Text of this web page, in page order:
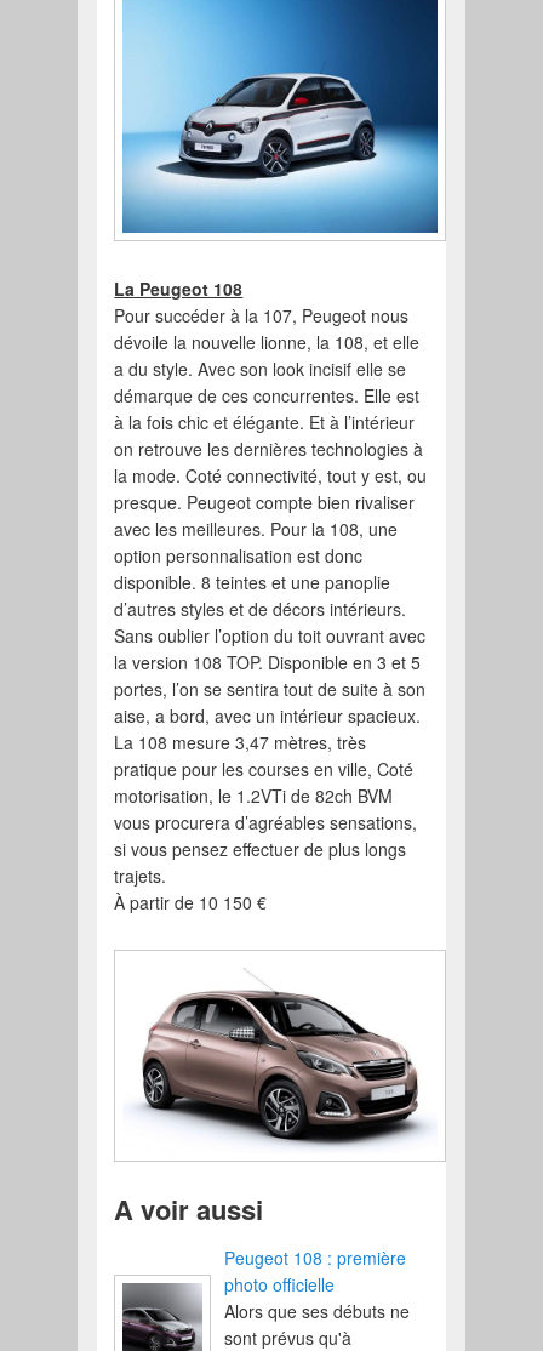
La Peugeot 108
Pour succéder à la 107, Peugeot nous
dévoile la nouvelle lionne, la 108, et elle
a du style. Avec son look incisif elle se
démarque de ces concurrentes. Elle est
à la fois chic et élégante. Et à l’intérieur
on retrouve les dernières technologies à
la mode. Coté connectivité, tout y est, ou
presque. Peugeot compte bien rivaliser
avec les meilleures. Pour la 108, une
option personnalisation est donc
disponible. 8 teintes et une panoplie
d’autres styles et de décors intérieurs.
Sans oublier l’option du toit ouvrant avec
la version 108 TOP. Disponible en 3 et 5
portes, l’on se sentira tout de suite à son
aise, a bord, avec un intérieur spacieux.
La 108 mesure 3,47 mètres, très
pratique pour les courses en ville, Coté
motorisation, le 1.2VTi de 82ch BVM
vous procurera d’agréables sensations,
si vous pensez effectuer de plus longs
trajets.
À partir de 10 150 €
A voir aussi
Peugeot 108 : première
photo officielle
Alors que ses débuts ne
sont prévus qu'à